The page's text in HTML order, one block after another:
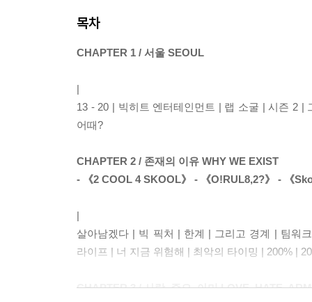
목차
CHAPTER 1 / 서울 SEOUL
|
13 - 20 | 빅히트 엔터테인먼트 | 랩 소굴 | 시즌 2
어때?
CHAPTER 2 / 존재의 이유 WHY WE EXIST
- 《2 COOL 4 SKOOL》 - 《O!RUL8,2?》 - 《
|
살아남겠다 | 빅 픽처 | 한계 | 그리고 경계 | 팀워
라이프 | 너 지금 위험해 | 최악의 타이밍 | 200% |
CHAPTER 3 / 사랑, 증오, 아미 LOVE, HATE,